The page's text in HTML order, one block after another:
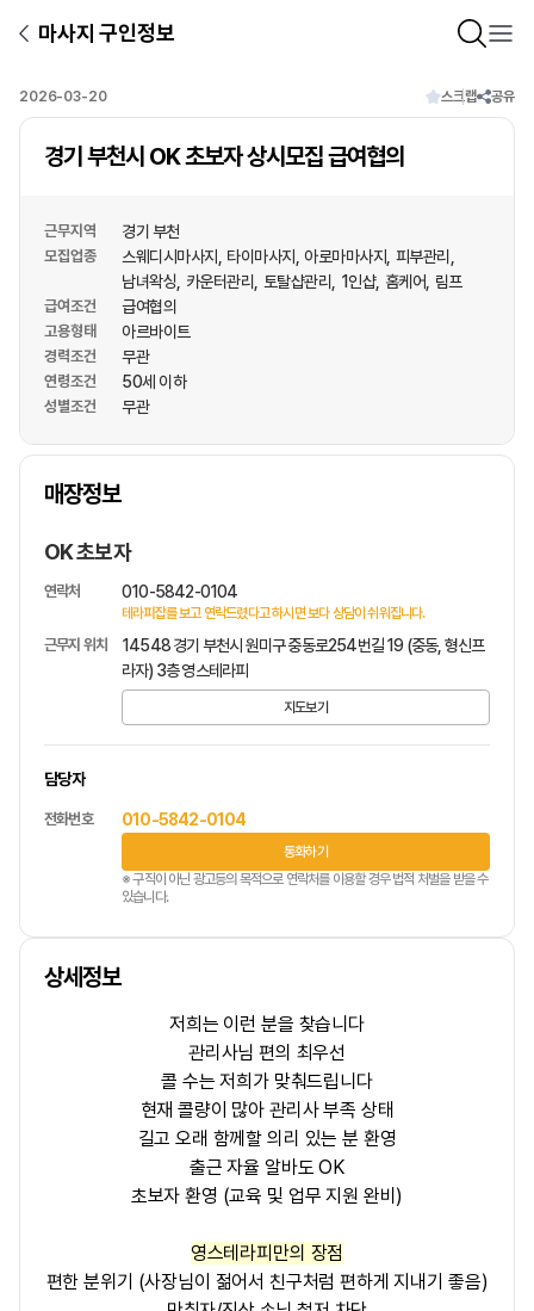
마사지 구인정보
2026-03-20 스크랩 공유
경기 부천시 OK 초보자 상시모집 급여협의
근무지역 경기 부천
모집업종 스웨디시마사지 타이마사지 아로마마사지
피부관리
남녀왁싱 카운터관리 토탈샵관리 1인샵 홈케어 림프
급여조건 급여협의
고용형태 아르바이트
경력조건 무관
연령조건 50세 이하
성별조건 무관
매장정보
상호명
OK 초보자
연락처 010-5842-0104
테라피잡를 보고 연락드렸다고 하시면 보다 상담이 쉬워집니다.
근무지 위치
14548 경기 부천시 원미구 중동로254번길 19 (중동, 형신프
라자) 3층 영스테라피
지도보기
담당자
전화번호 010-5842-0104
통화하기
※ 구직이 아닌 광고등의 목적으로 연락처를 이용할 경우 법적 처벌을 받을 수
있습니다.
상세정보
저희는 이런 분을 찾습니다
관리사님 편의 최우선
콜 수는 저희가 맞춰드립니다
현재 콜량이 많아 관리사 부족 상태
길고 오래 함께할 의리 있는 분 환영
출근 자율 알바도 OK
초보자 환영 (교육 및 업무 지원 완비)
영스테라피만의 장점
편한 분위기 (사장님이 젊어서 친구처럼 편하게 지내기 좋음)